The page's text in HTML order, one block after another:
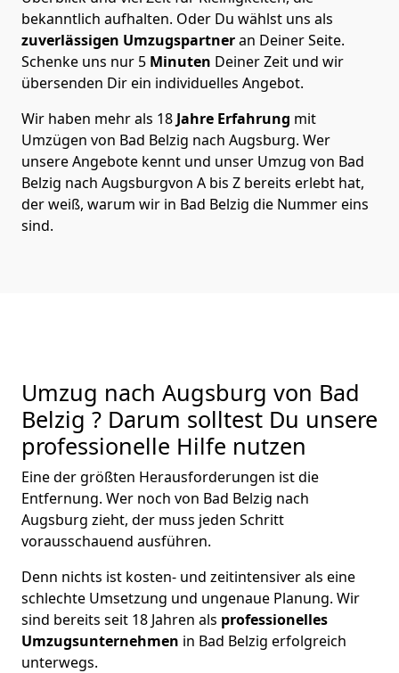
bekanntlich aufhalten. Oder Du wählst uns als
zuverlässigen Umzugspartneran Deiner Seite.
Schenke uns nur 5 Minuten Deiner Zeit und wir
übersenden Dir ein individuelles Angebot.
Wir haben mehr als 18 Jahre Erfahrung mit
Umzügen von Bad Belzig nach Augsburg. Wer
unsere Angebote kennt und unser Umzug von Bad
Belzig nach Augsburgvon A bis Z bereits erlebt hat,
der weiß, warum wir in Bad Belzig die Nummer eins
sind.
Umzug nach Augsburg von Bad
Belzig ? Darum solltest Du unsere
professionelle Hilfe nutzen
Eine der größten Herausforderungen ist die
Entfernung. Wer noch von Bad Belzig nach
Augsburg zieht, der muss jeden Schritt
vorausschauend ausführen.
Denn nichts ist kosten- und zeitintensiver als eine
schlechte Umsetzung und ungenaue Planung. Wir
sind bereits seit 18 Jahren als professionelles
Umzugsunternehmen in Bad Belzig erfolgreich
unterwegs.